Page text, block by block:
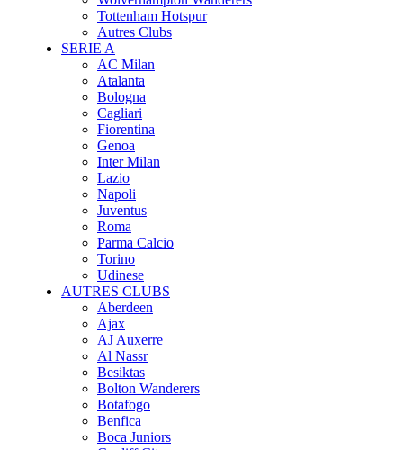
Tottenham Hotspur
Autres Clubs
SERIE A
AC Milan
Atalanta
Bologna
Cagliari
Fiorentina
Genoa
Inter Milan
Lazio
Napoli
Juventus
Roma
Parma Calcio
Torino
Udinese
AUTRES CLUBS
Aberdeen
Ajax
AJ Auxerre
Al Nassr
Besiktas
Bolton Wanderers
Botafogo
Benfica
Boca Juniors